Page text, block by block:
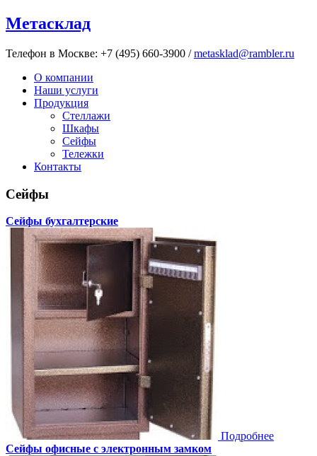
Метасклад
Телефон в Москве: +7 (495) 660-3900 /metasklad@rambler.ru
О компании
Наши услуги
Продукция
Стеллажи
Шкафы
Сейфы
Тележки
Контакты
Сейфы
Сейфы бухгалтерские
Подробнее
Сейфы офисные с электронным замком